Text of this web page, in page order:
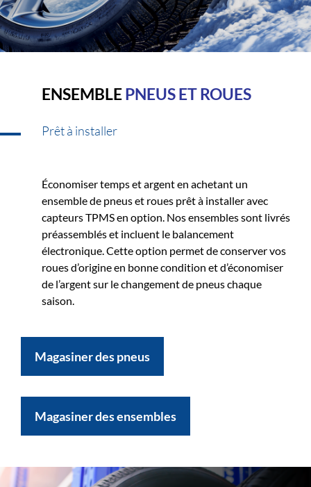
ENSEMBLEPNEUS ET ROUES
Prêt à installer
Économiser temps et argent en achetant un
ensemble de pneus et roues prêt à installer avec
capteurs TPMS en option. Nos ensembles sont livrés
préassemblés et incluent le balancement
électronique. Cette option permet de conserver vos
roues d’origine en bonne condition et d’économiser
de l’argent sur le changement de pneus chaque
saison.
Magasiner des pneus
Magasiner des ensembles